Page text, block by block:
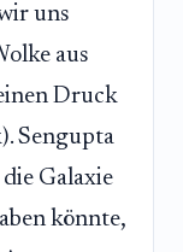
uns
aus
Druck
Sengupta
Galaxie
könnte,